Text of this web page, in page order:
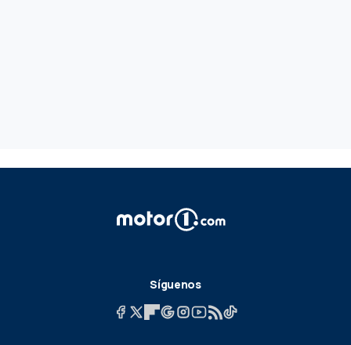
Síguenos